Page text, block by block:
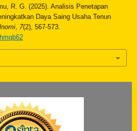
R. G. (2025). Analisis Penetapan
Daya Saing Usaha Tenun
, 7(2), 567-573.